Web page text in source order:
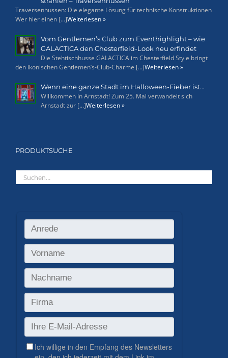
Traversenhussen: Die elegante Lösung für technische Konstruktionen
Wer hier einen [...]Weiterlesen »
Vom Gentlemen’s Club zum Eventhighlight – wie
GALACTICA den Chesterfield-Look neu erfindet
Die Stehtischhusse GALACTICA im Chesterfield Style bringt
den ikonischen Gentlemen’s-Club-Charme [...]Weiterlesen »
Wenn eine ganze Stadt im Halloween-Fieber ist…
Willkommen in Arnstadt! Zum 25. Mal verwandelt sich
Arnstadt zur [...]Weiterlesen »
PRODUKTSUCHE